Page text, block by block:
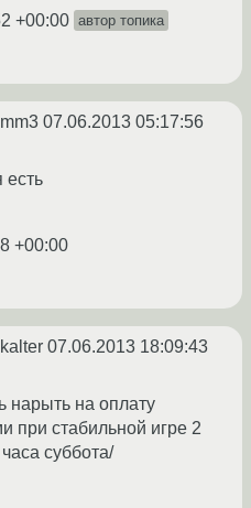
+00:00 автор топика
07.06.2013 05:17:56
есть
+00:00
07.06.2013 18:09:43
нарыть на оплату
при стабильной игре 2
суббота/